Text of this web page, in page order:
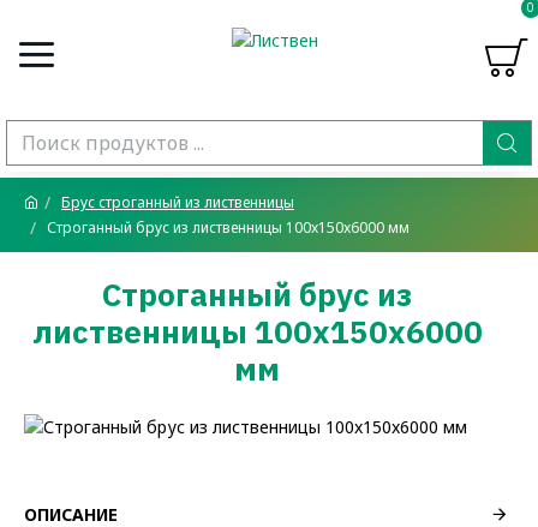
0
Брус строганный из лиственницы
Строганный брус из лиственницы 100x150x6000 мм
Строганный брус из
лиственницы 100x150x6000
мм
ОПИСАНИЕ